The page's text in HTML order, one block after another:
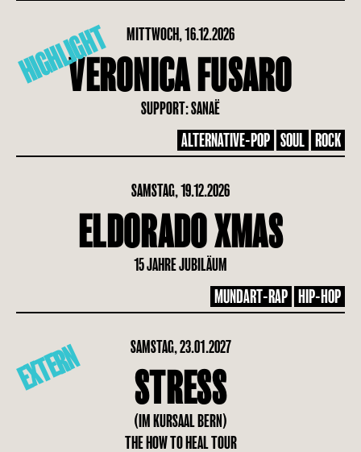
MITTWOCH, 16.12.2026
HIGHLIGHTVERONICA FUSARO
SUPPORT: SANAË
ALTERNATIVE-POP SOUL ROCK
SAMSTAG, 19.12.2026
ELDORADO XMAS
15 JAHRE JUBILÄUM
MUNDART-RAP HIP-HOP
SAMSTAG, 23.01.2027
EXTERN STRESS
(IM KURSAAL BERN)
THE HOW TO HEAL TOUR